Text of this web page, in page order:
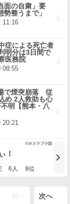
面の自粛」要
整うまで」
11:16
症による死亡者
明分は3日間で
医務院
08:55
で煙突崩落 従
め 2人救助も心
明【熊本・八
20:21
！
6人 8位
©ホスラブ小説
次へ